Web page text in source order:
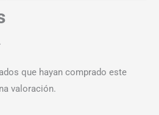
que hayan comprado este
valoración.